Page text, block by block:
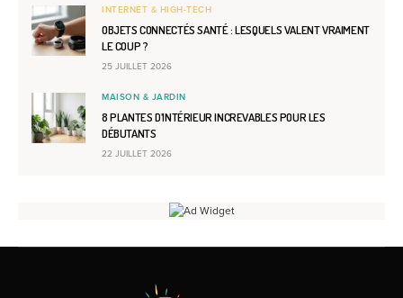
INTERNET & HIGH-TECH
OBJETS CONNECTÉS SANTÉ : LESQUELS VALENT VRAIMENT
LE COUP ?
25 JUILLET 2026
MAISON & JARDIN
8 PLANTES D’INTÉRIEUR INCREVABLES POUR LES
DÉBUTANTS
22 JUILLET 2026